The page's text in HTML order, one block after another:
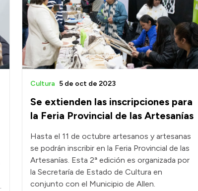
Se extienden las inscripciones para
la Feria Provincial de las Artesanías
Cultura 5 de oct de 2023
Hasta el 11 de octubre artesanos y artesanas
se podrán inscribir en la Feria Provincial de las
Artesanías. Esta 2ª edición es organizada por
la Secretaría de Estado de Cultura en
conjunto con el Municipio de Allen.